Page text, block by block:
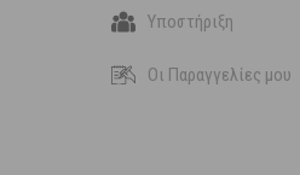
Υποστήριξη
Οι Παραγγελίες μου